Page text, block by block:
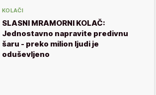
KOLAČI
SLASNI MRAMORNI KOLAČ:
Jednostavno napravite predivnu
šaru - preko milion ljudi je
oduševljeno